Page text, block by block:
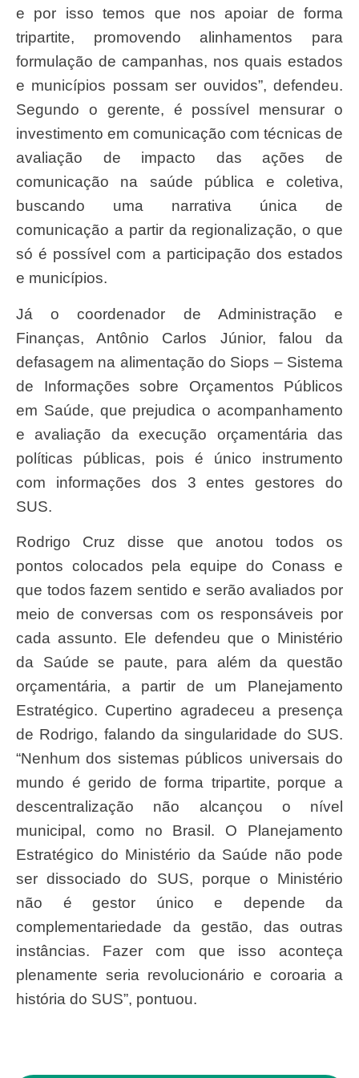
e por isso temos que nos apoiar de forma
tripartite, promovendo alinhamentos para
formulação de campanhas, nos quais estados
e municípios possam ser ouvidos”, defendeu.
Segundo o gerente, é possível mensurar o
investimento em comunicação com técnicas de
avaliação de impacto das ações de
comunicação na saúde pública e coletiva,
buscando uma narrativa única de
comunicação a partir da regionalização, o que
só é possível com a participação dos estados
e municípios.
Já o coordenador de Administração e
Finanças, Antônio Carlos Júnior, falou da
defasagem na alimentação do Siops – Sistema
de Informações sobre Orçamentos Públicos
em Saúde, que prejudica o acompanhamento
e avaliação da execução orçamentária das
políticas públicas, pois é único instrumento
com informações dos 3 entes gestores do
SUS.
Rodrigo Cruz disse que anotou todos os
pontos colocados pela equipe do Conass e
que todos fazem sentido e serão avaliados por
meio de conversas com os responsáveis por
cada assunto. Ele defendeu que o Ministério
da Saúde se paute, para além da questão
orçamentária, a partir de um Planejamento
Estratégico. Cupertino agradeceu a presença
de Rodrigo, falando da singularidade do SUS.
“Nenhum dos sistemas públicos universais do
mundo é gerido de forma tripartite, porque a
descentralização não alcançou o nível
municipal, como no Brasil. O Planejamento
Estratégico do Ministério da Saúde não pode
ser dissociado do SUS, porque o Ministério
não é gestor único e depende da
complementariedade da gestão, das outras
instâncias. Fazer com que isso aconteça
plenamente seria revolucionário e coroaria a
história do SUS”, pontuou.